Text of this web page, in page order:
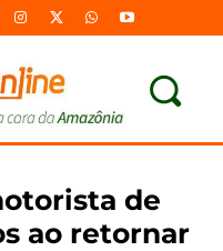
de
ao retornar